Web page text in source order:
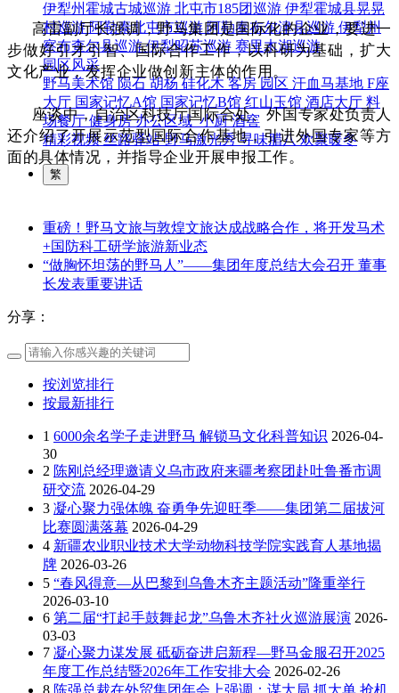
伊犁州霍城古城巡游 北屯市185团巡游 伊犁霍城县晃晃
村巡游 阿勒泰北屯市巡游 阿勒泰布尔津县巡游 伊犁州
察布查尔县巡游 伊犁昭苏巡游 赛里木湖巡游
园区风采
野马美术馆 陨石 胡杨 硅化木 客房 园区 汗血马基地 F座
大厅 国家记忆A馆 国家记忆B馆 红山玉馆 酒店大厅 料
场餐厅 健身房 办公区域 小厨 酒窖
精彩视频 丝路驿站·野马激光秀 寻味腊八 欢聚暖冬
繁
高雷副厅长强调，野马集团是国际化的企业，要进一
步做好引才引智、国际合作工作，以科研为基础，扩大
文化产业，发挥企业做创新主体的作用。
座谈中，自治区科技厅国际合处、外国专家处负责人
还介绍了开展示范型国际合作基地，引进外国专家等方
面的具体情况，并指导企业开展申报工作。
重磅！野马文旅与敦煌文旅达成战略合作，将开发马术
+国防科工研学旅游新业态
“做胸怀坦荡的野马人”——集团年度总结大会召开 董事
长发表重要讲话
分享：
按浏览排行
按最新排行
1 6000余名学子走进野马 解锁马文化科普知识 2026-04-
30
2 陈刚总经理邀请义乌市政府来疆考察团赴吐鲁番市调
研交流 2026-04-29
3 凝心聚力强体魄 奋勇争先迎旺季——集团第二届拔河
比赛圆满落幕 2026-04-29
4 新疆农业职业技术大学动物科技学院实践育人基地揭
牌 2026-03-26
5 “春风得意—从巴黎到乌鲁木齐主题活动”隆重举行
2026-03-10
6 第二届“打起手鼓舞起龙”乌鲁木齐社火巡游展演 2026-
03-03
7 凝心聚力谋发展 砥砺奋进启新程—野马金服召开2025
年度工作总结暨2026年工作安排大会 2026-02-26
8 陈强总裁在外贸集团年会上强调：谋大局 抓大单 抢机